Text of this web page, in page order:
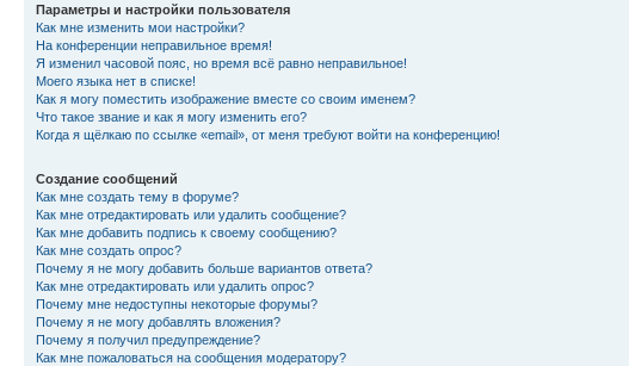
Параметры и настройки пользователя
Как мне изменить мои настройки?
На конференции неправильное время!
Я изменил часовой пояс, но время всё равно неправильное!
Моего языка нет в списке!
Как я могу поместить изображение вместе со своим именем?
Что такое звание и как я могу изменить его?
Когда я щёлкаю по ссылке «email», от меня требуют войти на конференцию!
Создание сообщений
Как мне создать тему в форуме?
Как мне отредактировать или удалить сообщение?
Как мне добавить подпись к своему сообщению?
Как мне создать опрос?
Почему я не могу добавить больше вариантов ответа?
Как мне отредактировать или удалить опрос?
Почему мне недоступны некоторые форумы?
Почему я не могу добавлять вложения?
Почему я получил предупреждение?
Как мне пожаловаться на сообщения модератору?